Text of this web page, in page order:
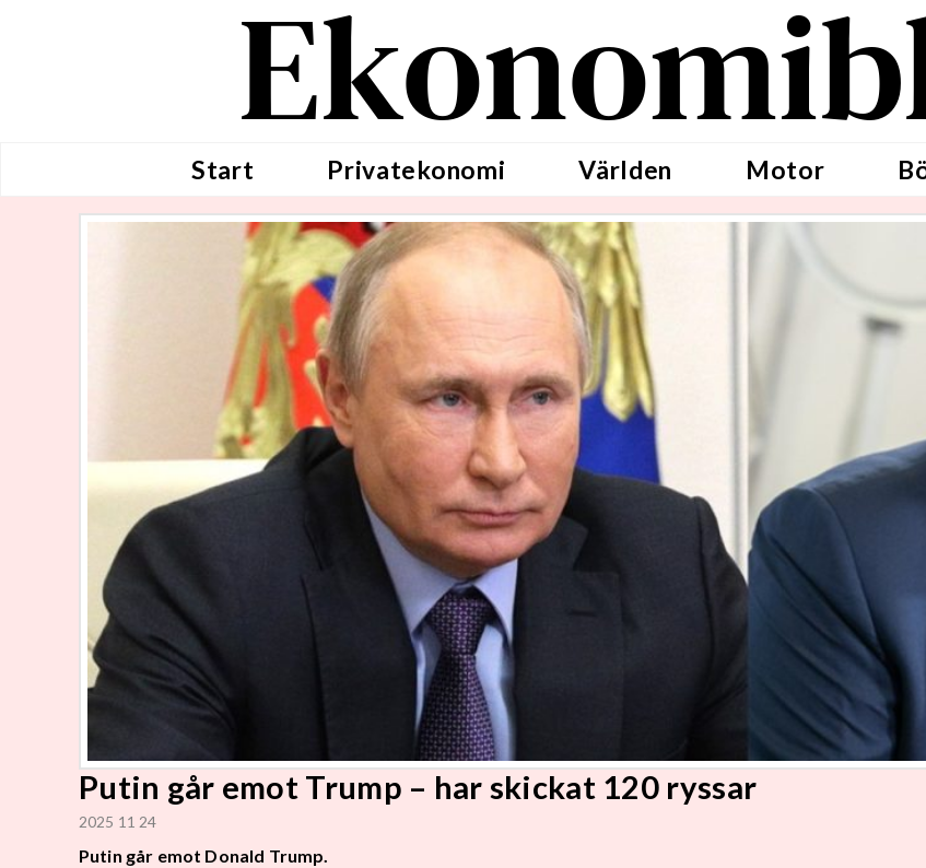
Start Privatekonomi Världen Motor
Putin går emot Trump – har skickat 120 ryssar
2025 11 24
Putin går emot Donald Trump.